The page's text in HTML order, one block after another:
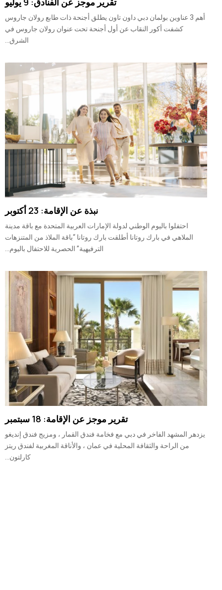
أهم 3 عناوين بولمان دبي داون تاون يطلق أجنحة ذات طابع رولان جاروس
كشفت أكور النقاب عن أول أجنحة تحت عنوان رولان جاروس في
الشرق...
نبذة عن الإقامة: 23 أكتوبر
احتفلوا باليوم الوطني لدولة الإمارات العربية المتحدة مع باقة مدينة
الملاهي في بارك روتانا أطلقت بارك روتانا “باقة الملاذ من المتنزهات
الترفيهية” الحصرية للاحتفال باليوم...
تقرير موجز عن الإقامة: 18 سبتمبر
يزدهر المشهد الفاخر في دبي مع فخامة فندق القمار ، ومزيج فندق إنديغو
من الراحة والثقافة المحلية في عمان ، والأناقة المغربية لفندق ريتز
كارلتون...